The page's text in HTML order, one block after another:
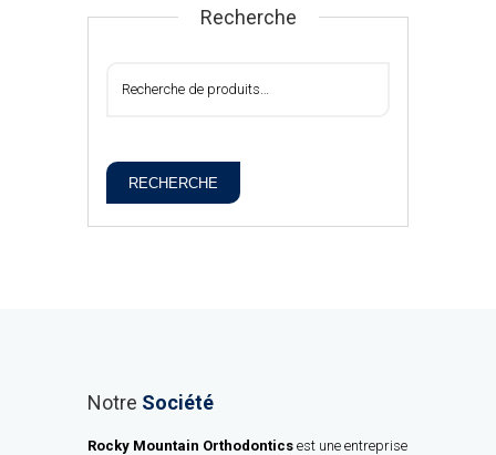
Recherche
RECHERCHE
Notre Société
Rocky Mountain Orthodontics est une entreprise